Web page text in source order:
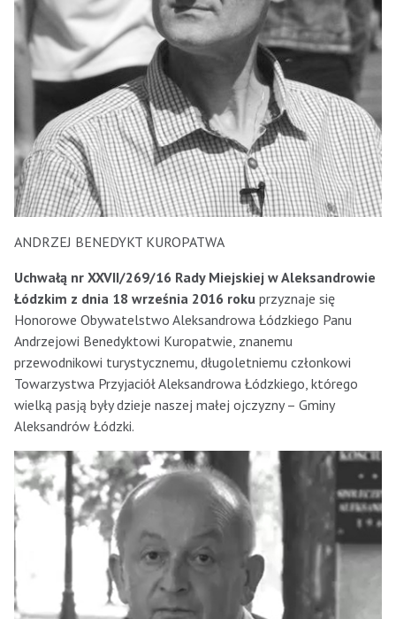
ANDRZEJ BENEDYKT KUROPATWA
Uchwałą nr XXVII/269/16 Rady Miejskiej w Aleksandrowie
Łódzkim z dnia 18 września 2016 roku przyznaje się
Honorowe Obywatelstwo Aleksandrowa Łódzkiego Panu
Andrzejowi Benedyktowi Kuropatwie, znanemu
przewodnikowi turystycznemu, długoletniemu członkowi
Towarzystwa Przyjaciół Aleksandrowa Łódzkiego, którego
wielką pasją były dzieje naszej małej ojczyzny – Gminy
Aleksandrów Łódzki.